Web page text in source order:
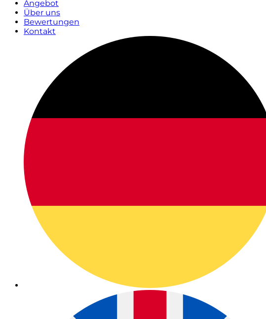
Angebot
Über uns
Bewertungen
Kontakt